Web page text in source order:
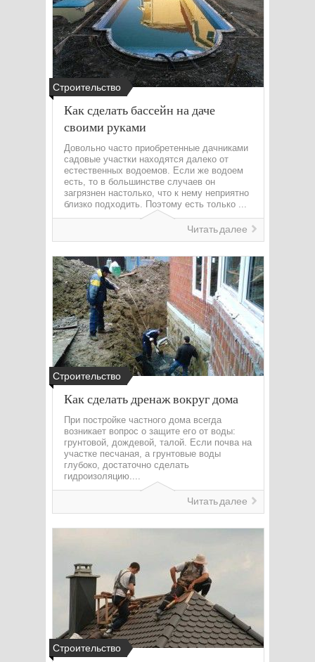
Строительство
Как сделать бассейн на даче
своими руками
Довольно часто приобретенные дачниками
садовые участки находятся далеко от
естественных водоемов. Если же водоем
есть, то в большинстве случаев он
загрязнен настолько, что к нему неприятно
близко подходить. Поэтому есть только ...
Читать далее
Строительство
Как сделать дренаж вокруг дома
При постройке частного дома всегда
возникает вопрос о защите его от воды:
грунтовой, дождевой, талой. Если почва на
участке песчаная, а грунтовые воды
глубоко, достаточно сделать
гидроизоляцию....
Читать далее
Строительство